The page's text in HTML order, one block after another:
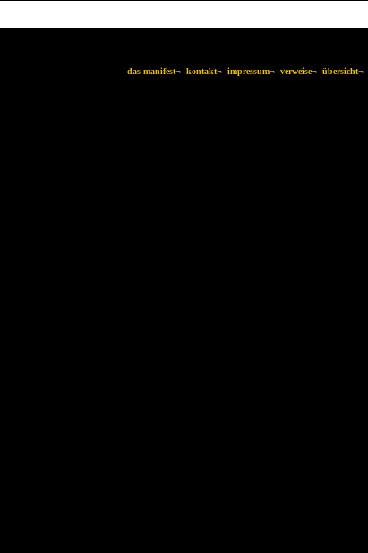
das manifest¬ kontakt¬ impressum¬ verweise¬ übersicht¬